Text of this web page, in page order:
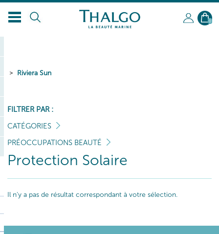
FR
0
Riviera Sun
FILTRER PAR :
CATÉGORIES
PRÉOCCUPATIONS BEAUTÉ
Protection Solaire
Il n'y a pas de résultat correspondant à votre sélection.